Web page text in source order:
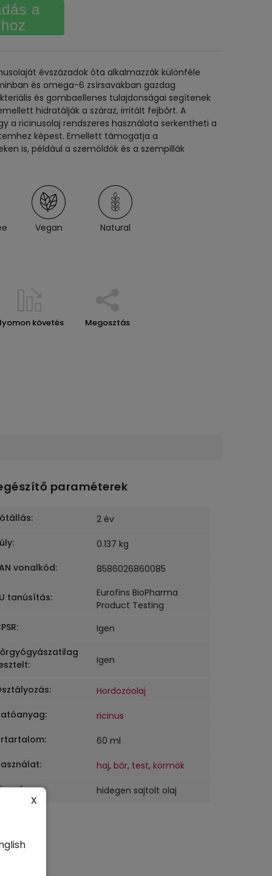
a
évszázadok óta alkalmazzák különféle
és omega-6 zsírsavakban gazdag
és gombaellenes tulajdonságai segítenek
hidratálják a száraz, irritált fejbőrt. A
a ricinusolaj rendszeres használata serkentheti a
képest. Emellett támogatja a
is, például a szemöldök és a szempillák
Vegan
Natural
követés Megosztás
paraméterek
:
2 év
:
0.137 kg
vonalkód: 8586026860085
tanúsítás:
Eurofins BioPharma
Product Testing
:
Igen
: Igen
:
Hordozóolaj
:
ricinus
:
60 ml
: haj, bőr, test, körmök
: hidegen sajtolt olaj
x